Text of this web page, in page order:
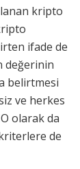
kripto
ifade de
değerinin
belirtmesi
ve herkes
olarak da
de